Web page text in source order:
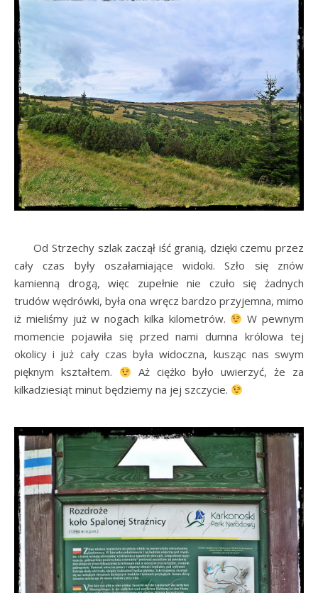
Od Strzechy szlak zaczął iść granią, dzięki czemu przez
cały czas były oszałamiające widoki. Szło się znów
kamienną drogą, więc zupełnie nie czuło się żadnych
trudów wędrówki, była ona wręcz bardzo przyjemna, mimo
iż mieliśmy już w nogach kilka kilometrów.
W pewnym
momencie pojawiła się przed nami dumna królowa tej
okolicy i już cały czas była widoczna, kusząc nas swym
pięknym kształtem.
Aż ciężko było uwierzyć, że za
kilkadziesiąt minut będziemy na jej szczycie.